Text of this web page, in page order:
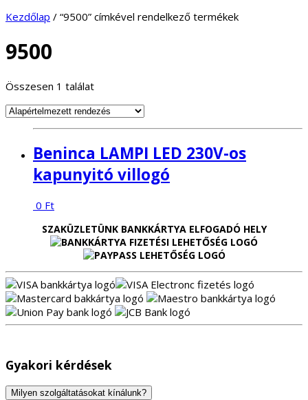
Kezdőlap / “9500” címkével rendelkező termékek
9500
Összesen 1 találat
Beninca LAMPI LED 230V-os
kapunyitó villogó
0 Ft
SZAKÜZLETÜNK BANKKÁRTYA ELFOGADÓ HELY
Gyakori kérdések
Milyen szolgáltatásokat kínálunk?